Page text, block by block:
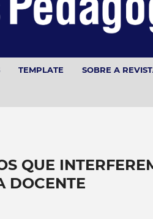
TEMPLATE SOBRE A
QUE
DOCENTE